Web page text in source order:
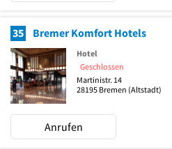
35 Bremer Komfort Hotels
Hotel
Geschlossen
Martinistr. 14
28195 Bremen (Altstadt)
Anrufen